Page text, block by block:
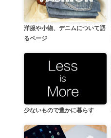
洋服や小物、デニムについて語
るページ
少ないもので豊かに暮らす